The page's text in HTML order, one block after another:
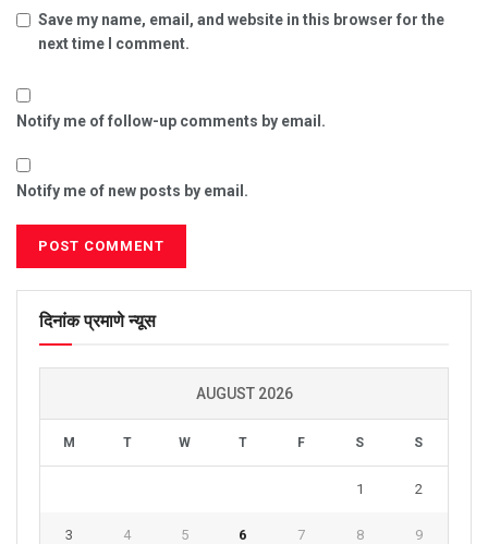
Save my name, email, and website in this browser for the
next time I comment.
Notify me of follow-up comments by email.
Notify me of new posts by email.
दिनांक प्रमाणे न्यूस
AUGUST 2026
M T W T F S S
1 2
3 4 5 6 7 8 9